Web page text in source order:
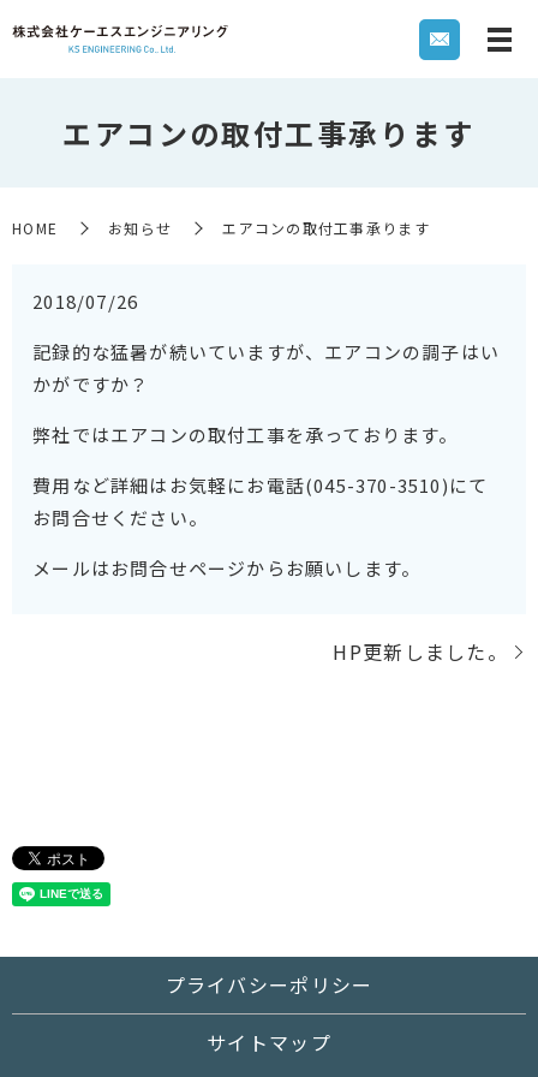
エアコンの取付工事承ります
HOME お知らせ エアコンの取付工事承ります
2018/07/26
記録的な猛暑が続いていますが、エアコンの調子はい
かがですか？
弊社ではエアコンの取付工事を承っております。
費用など詳細はお気軽にお電話(045-370-3510)にて
お問合せください。
メールはお問合せページからお願いします。
HP更新しました。
プライバシーポリシー
サイトマップ